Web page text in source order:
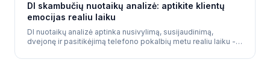
DI skambučių nuotaikų analizė: aptikite klientų
emocijas realiu laiku
DI nuotaikų analizė aptinka nusivylimą, susijaudinimą,
dvejonę ir pasitikėjimą telefono pokalbių metu realiu laiku -
koučingo įžvalgas.